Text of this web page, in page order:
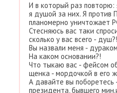
И в который раз повторю:
я душой за них. Я против
планомерно уничтожает
Стесняюсь вас таки
сколько у вас всего - душ?!
Вы назвали меня -
На каком основании?!
Что тыкаю вас - фейсом
щенка - мордочкой в его
А давайте вы поборетесь
президента, бывшего